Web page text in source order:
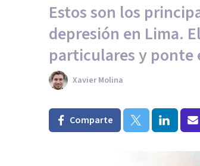
Estos son los
depresión en Lima.
particulares y ponte
Xavier Molina
Comparte